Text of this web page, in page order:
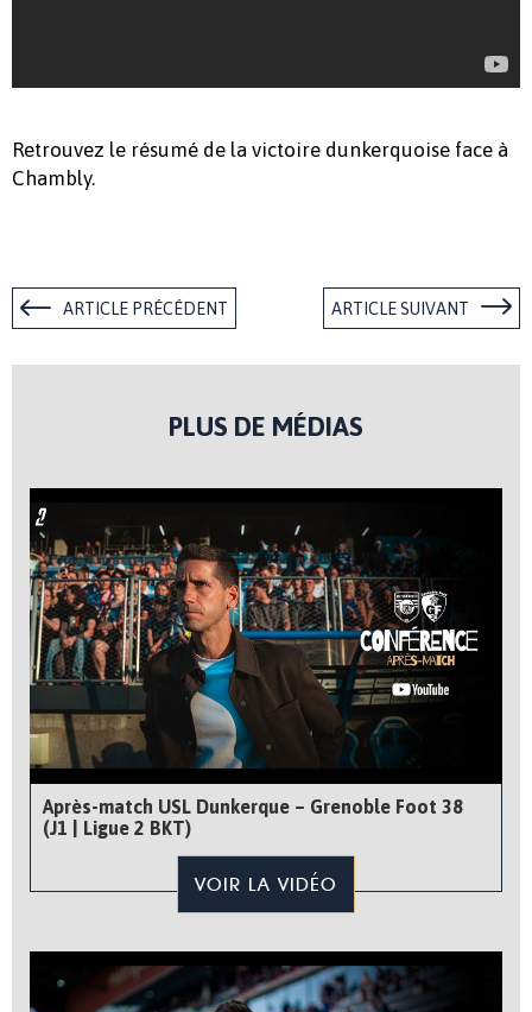
Retrouvez le résumé de la victoire dunkerquoise face à
Chambly.
ARTICLE PRÉCÉDENT ARTICLE SUIVANT
PLUS DE MÉDIAS
Après-match USL Dunkerque – Grenoble Foot 38
(J1 | Ligue 2 BKT)
VOIR LA VIDÉO